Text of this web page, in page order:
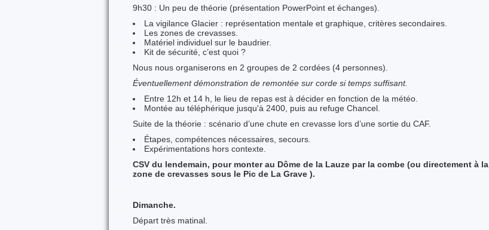
9h30 : Un peu de théorie (présentation PowerPoint et échanges).
La vigilance Glacier : représentation mentale et graphique, critères secondaires.
Les zones de crevasses.
Matériel individuel sur le baudrier.
Kit de sécurité, c’est quoi ?
Nous nous organiserons en 2 groupes de 2 cordées (4 personnes).
Éventuellement démonstration de remontée sur corde si temps suffisant.
Entre 12h et 14 h, le lieu de repas est à décider en fonction de la météo.
Montée au téléphérique jusqu'à 2400, puis au refuge Chancel.
Suite de la théorie : scénario d’une chute en crevasse lors d’une sortie du CAF.
Étapes, compétences nécessaires, secours.
Expérimentations hors contexte.
CSV du lendemain, pour monter au Dôme de la Lauze par la combe (ou directement à la
zone de crevasses sous le Pic de La Grave ).
Dimanche.
Départ très matinal.